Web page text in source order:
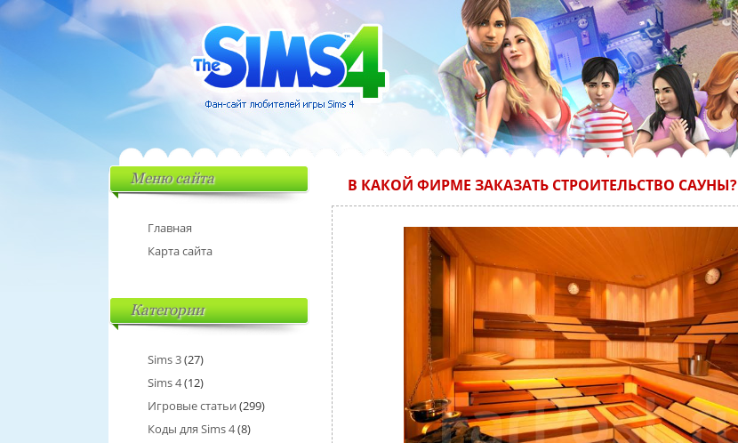
В КАКОЙ ФИРМЕ ЗАКАЗАТЬ СТРОИТЕЛЬСТВО САУНЫ?
Меню сайта
Главная
Карта сайта
Категории
Sims 3(27)
Sims 4(12)
Игровые статьи (299)
Коды для Sims 4(8)